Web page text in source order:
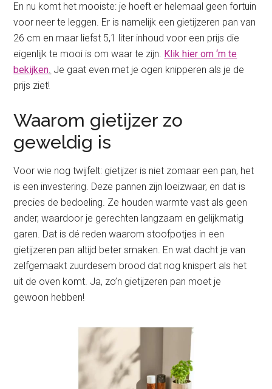
En nu komt het mooiste: je hoeft er helemaal geen fortuin
voor neer te leggen. Er is namelijk een gietijzeren pan van
26 cm en maar liefst 5,1 liter inhoud voor een prijs die
eigenlijk te mooi is om waar te zijn. Klik hier om ‘m te
bekijken. Je gaat even met je ogen knipperen als je de
prijs ziet!
Waarom gietijzer zo
geweldig is
Voor wie nog twijfelt: gietijzer is niet zomaar een pan, het
is een investering. Deze pannen zijn loeizwaar, en dat is
precies de bedoeling. Ze houden warmte vast als geen
ander, waardoor je gerechten langzaam en gelijkmatig
garen. Dat is dé reden waarom stoofpotjes in een
gietijzeren pan altijd beter smaken. En wat dacht je van
zelfgemaakt zuurdesem brood dat nog knispert als het
uit de oven komt. Ja, zo’n gietijzeren pan moet je
gewoon hebben!